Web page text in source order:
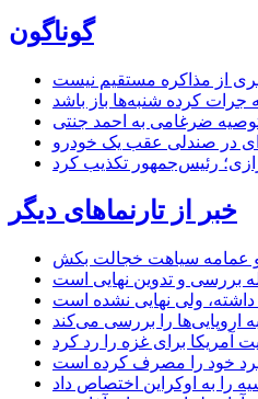
گوناگون
از مذاکره مستقیم نیست
کرده شنبه‌ها باز باشد
ضرغامی به احمد جنتی
در صندلی عقب یک خودرو
خبر از تارنماهای دیگر
عمامه سیاهت خجالت بکش
بررسی و تدوین نهایی است
ولی نهایی نشده است
اروپایی‌ها را بررسی می‌کند
آمریکا برای غزه را رد کرد
خود را مصرف کرده است